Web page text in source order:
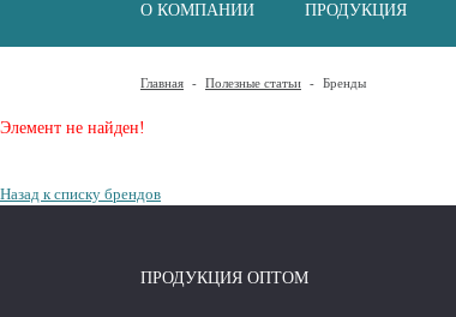
О КОМПАНИИ ПРОДУКЦИЯ
Главная - Полезные статьи - Бренды
Элемент не найден!
Назад к списку брендов
ПРОДУКЦИЯ ОПТОМ